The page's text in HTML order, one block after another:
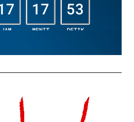
JAM
17
MENIT
51
DETIK